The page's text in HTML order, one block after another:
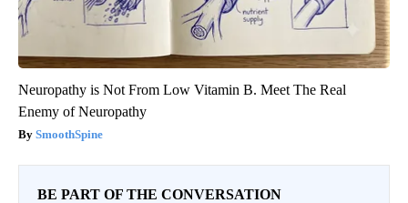
Neuropathy is Not From Low Vitamin B. Meet The Real
Enemy of Neuropathy
SmoothSpine
BE PART OF THE CONVERSATION